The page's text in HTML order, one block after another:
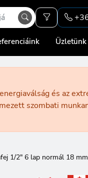
Üzletünk
és az
szombati
1/2" 6 lap normál 18